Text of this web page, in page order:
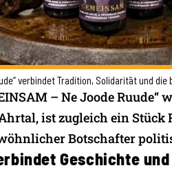
verbindet Tradition, Solidarität und
– Ne Joode
ist zugleich ein
Botschafter
Geschichte